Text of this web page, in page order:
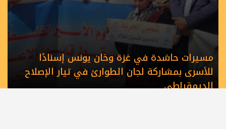
مسيرات حاشدة في غزة وخان يونس إسنادًا
للأسرى بمشاركة لجان الطوارئ في تيار الإصلاح
الديمقراطي